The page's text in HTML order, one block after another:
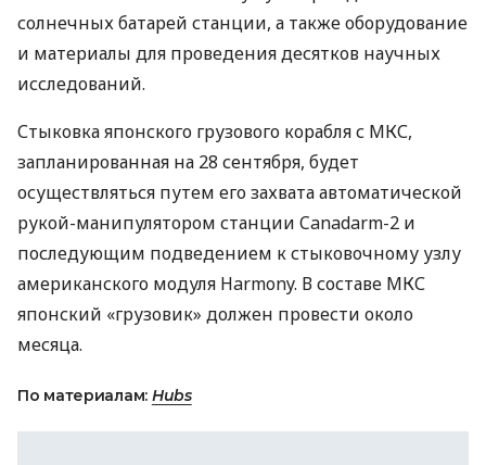
солнечных батарей станции, а также оборудование
и материалы для проведения десятков научных
исследований.
Стыковка японского грузового корабля с МКС,
запланированная на 28 сентября, будет
осуществляться путем его захвата автоматической
рукой-манипулятором станции Canadarm-2 и
последующим подведением к стыковочному узлу
американского модуля Harmony. В составе МКС
японский «грузовик» должен провести около
месяца.
По материалам: Hubs